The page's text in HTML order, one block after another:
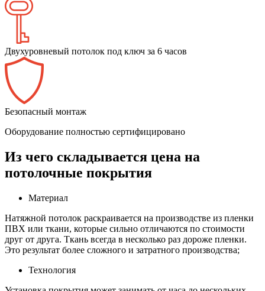
Двухуровневый потолок под ключ за 6 часов
Безопасный монтаж
Оборудование полностью сертифицировано
Из чего складывается цена на
потолочные покрытия
Материал
Натяжной потолок раскраивается на производстве из пленки
ПВХ или ткани, которые сильно отличаются по стоимости
друг от друга. Ткань всегда в несколько раз дороже пленки.
Это результат более сложного и затратного производства;
Технология